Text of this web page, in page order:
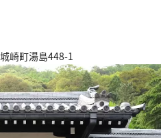
崎町湯島448-1